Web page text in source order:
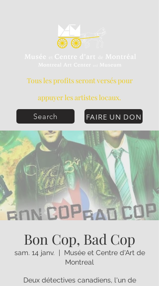
FAIRE UN DON
Tous les profits seront versés pour
appuyer les artistes locaux.
Search
Bon Cop, Bad Cop
sam. 14 janv.
Musée et Centre d'Art de
Montreal
Deux détectives canadiens, l'un de